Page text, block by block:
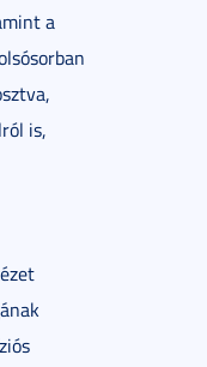
a
is,